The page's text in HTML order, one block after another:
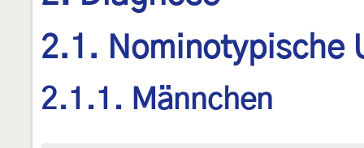
2.1. Nominotypische
2.1.1. Männchen